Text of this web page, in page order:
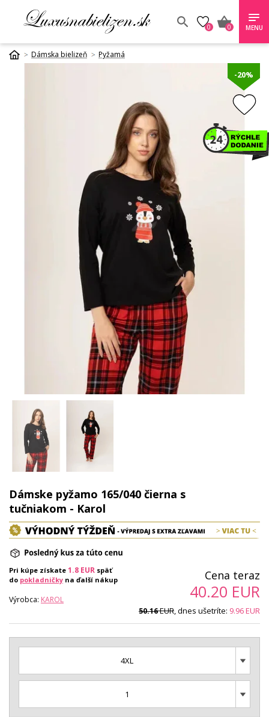
0 0 MENU
Dámska bielizeň Pyžamá
-20%
Dámske pyžamo 165/040 čierna s
tučniakom - Karol
Pri kúpe získate 1.8 EUR späť
do pokladničky na ďalší nákup
Výrobca: KAROL
Cena teraz
40.20 EUR
50.16EUR, dnes ušetríte: 9.96EUR
4XL
1